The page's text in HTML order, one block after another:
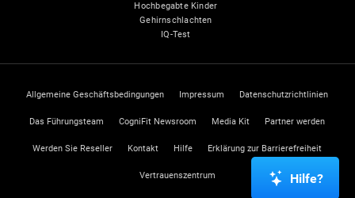
Hochbegabte Kinder
Gehirnschlachten
IQ-Test
Allgemeine Geschäftsbedingungen Impressum Datenschutzrichtlinien
Das Führungsteam CogniFit Newsroom Media Kit Partner werden
Werden Sie Reseller Kontakt Hilfe Erklärung zur Barrierefreiheit
Vertrauenszentrum Hilfe?